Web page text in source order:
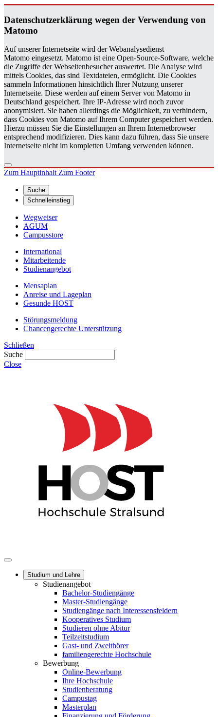
Da­ten­schutz­er­klä­rung wegen der Ver­wen­dung von
Ma­to­mo
Auf unserer Internetseite wird der Webanalysedienst
Matomo eingesetzt. Matomo ist eine Open-Source-Software, welche
die Zugriffe der Webseitenbesucher auswertet. Die Analyse wird
mittels Cookies, das sind Textdateien, ermöglicht. Die Cookies
sammeln Informationen hinsichtlich Ihrer Nutzung unserer
Internetseite. Diese werden auf einem Server von Matomo in
Deutschland gespeichert. Ihre IP-Adresse wird noch zuvor
anonymisiert. Sie haben allerdings die Möglichkeit, zu verhindern,
dass Cookies von Matomo auf Ihrem Computer gespeichert werden.
Hierzu müssen Sie die Einstellungen an Ihrem Internetbrowser
entsprechend modifizieren. Dies kann dazu führen, dass Sie unsere
Internetseite nicht im kompletten Umfang verwenden können.
Zum HauptinhaltZum Footer
Suche
Schnelleinstieg
Wegweiser
AGUM
Campusstore
International
Mitarbeitende
Studienangebot
Mensaplan
Anreise und Lageplan
Gesunde HOST
Störungsmeldung
Chancengerechte Unterstützung
Schließen
Suche
Close
Studium und Lehre
Studienangebot
Bachelor-Studiengänge
Master-Studiengänge
Studiengänge nach Interessensfeldern
Kooperatives Studium
Studieren ohne Abitur
Teilzeitstudium
Gast- und Zweithörer
familiengerechte Hochschule
Bewerbung
Online-Bewerbung
Ihre Hochschule
Studienberatung
Campustag
Masterplan